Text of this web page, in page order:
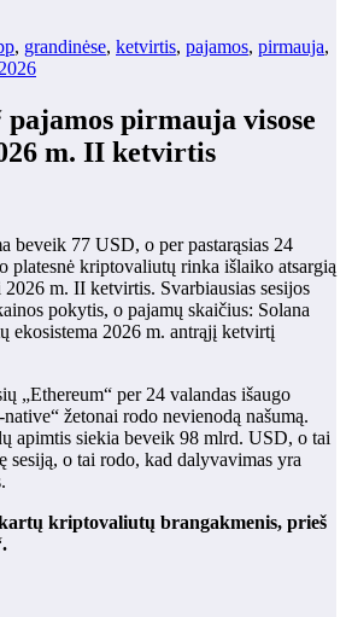
, grandinėse, ketvirtis, pajamos, pirmauja,
pajamos pirmauja visose
m. II ketvirtis
beveik 77 USD, o per pastarąsias 24
platesnė kriptovaliutų rinka išlaiko atsargią
m. II ketvirtis. Svarbiausias sesijos
pokytis, o pajamų skaičius: Solana
ekosistema 2026 m. antrąjį ketvirtį
„Ethereum“ per 24 valandas išaugo
žetonai rodo nevienodą našumą.
apimtis siekia beveik 98 mlrd. USD, o tai
sesiją, o tai rodo, kad dalyvavimas yra
kriptovaliutų brangakmenis, prieš